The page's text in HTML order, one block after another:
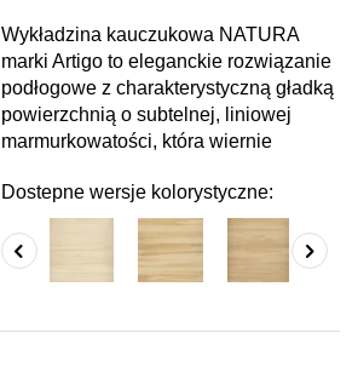
Wykładzina kauczukowa NATURA
marki Artigo to eleganckie rozwiązanie
podłogowe z charakterystyczną gładką
powierzchnią o subtelnej, liniowej
marmurkowatości, która wiernie
Dostepne wersje kolorystyczne: